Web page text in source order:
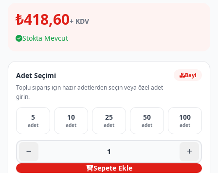
₺418,60+ KDV
Stokta Mevcut
Adet Seçimi
Toplu sipariş için hazır adetlerden seçin veya özel adet
girin.
Bayi
5
adet
10
adet
25
adet
50
adet
100
adet
Sepete Ekle